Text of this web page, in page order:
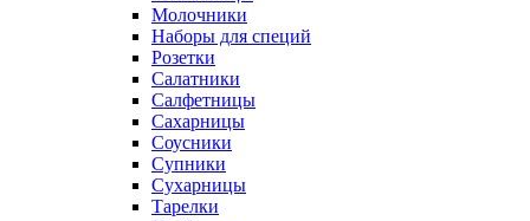
Молочники
Наборы для специй
Розетки
Салатники
Салфетницы
Сахарницы
Соусники
Супники
Сухарницы
Тарелки